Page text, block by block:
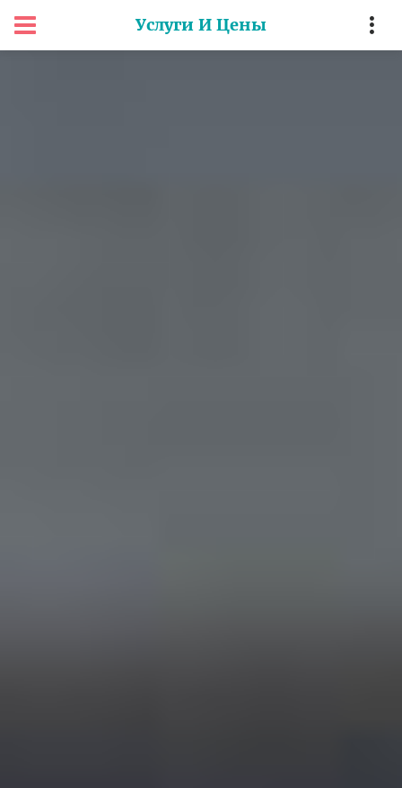
Услуги И Цены